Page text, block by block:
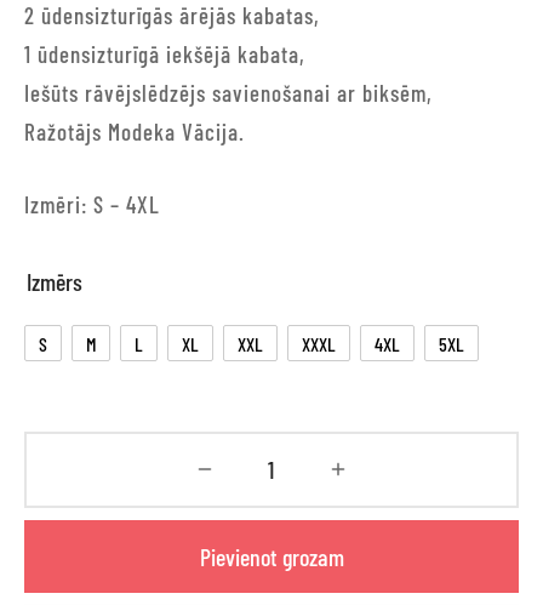
2 ūdensizturīgās ārējās kabatas,
1 ūdensizturīgā iekšējā kabata,
Iešūts rāvējslēdzējs savienošanai ar biksēm,
Ražotājs Modeka Vācija.
Izmēri: S – 4XL
Izmērs
S M L XL XXL XXXL 4XL 5XL
Pievienot grozam